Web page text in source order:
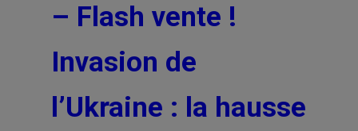
– Flash vente !
Invasion de
l’Ukraine : la hausse